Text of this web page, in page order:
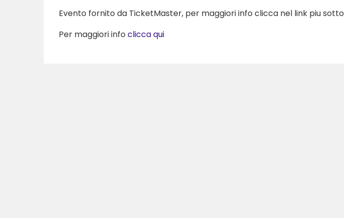
Evento fornito da TicketMaster, per maggiori info clicca nel link piu sotto
Per maggiori info clicca qui